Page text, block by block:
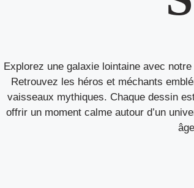
Explorez une galaxie lointaine avec
Retrouvez les héros et méchants
vaisseaux mythiques. Chaque dessin
offrir un moment calme autour d’un